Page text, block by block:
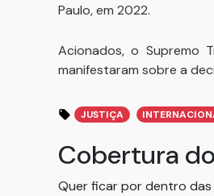
Paulo, em 2022.
Acionados, o Supremo
manifestaram sobre a
JUSTIÇA
Cobertura
Quer ficar por dentro das